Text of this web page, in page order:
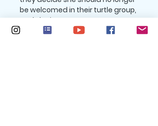
be welcomed in their turtle group,
and she is sent away. Upset at
first, she eventually meets new